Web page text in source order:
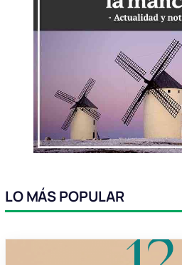
LO MÁS POPULAR